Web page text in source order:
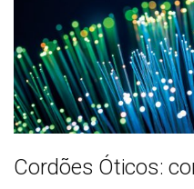
Cordões Óticos: